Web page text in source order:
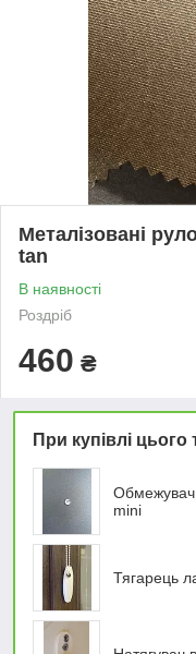
Металізовані
tan
В наявності
Роздріб
460 ₴
При купівлі
Обмежувач
mini
Тягарець